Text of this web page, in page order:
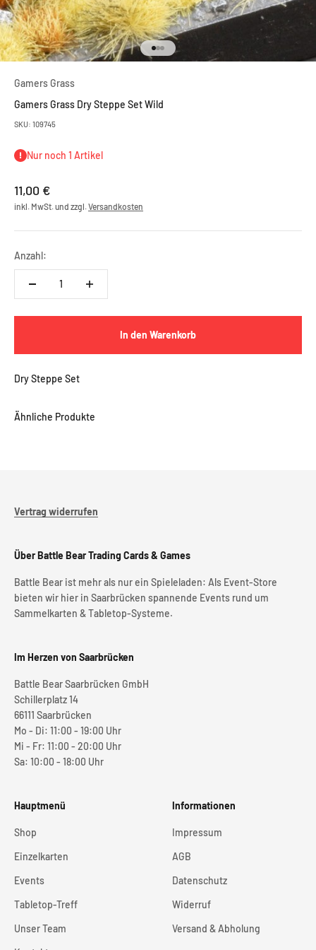
Gehe zu Element 1
Gehe zu Element 2
Gehe zu Element 3
Gamers Grass
Gamers Grass Dry Steppe Set Wild
SKU: 109745
Nur noch 1 Artikel
Angebot
11,00 €
inkl. MwSt. und zzgl.Versandkosten
Anzahl:
In den Warenkorb
Dry Steppe Set
Vertrag widerrufen
Über Battle Bear Trading Cards & Games
Battle Bear ist mehr als nur ein Spieleladen: Als Event-Store
bieten wir hier in Saarbrücken spannende Events rund um
Sammelkarten & Tabletop-Systeme.
Im Herzen von Saarbrücken
Battle Bear Saarbrücken GmbH
Schillerplatz 14
66111 Saarbrücken
Mo - Di: 11:00 - 19:00 Uhr
Mi - Fr: 11:00 - 20:00 Uhr
Sa: 10:00 - 18:00 Uhr
Hauptmenü
Shop
Einzelkarten
Events
Tabletop-Treff
Unser Team
Informationen
Impressum
AGB
Datenschutz
Widerruf
Versand & Abholung